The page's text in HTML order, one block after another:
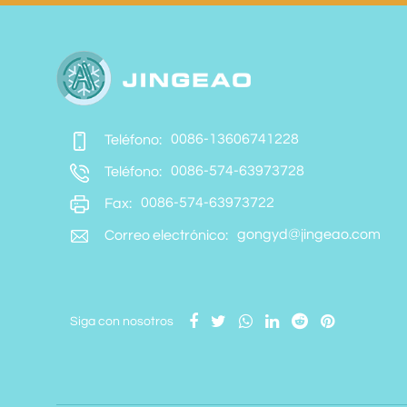
Teléfono: 0086-13606741228
Teléfono: 0086-574-63973728
Fax: 0086-574-63973722
Correo electrónico: gongyd@jingeao.com
Siga con nosotros